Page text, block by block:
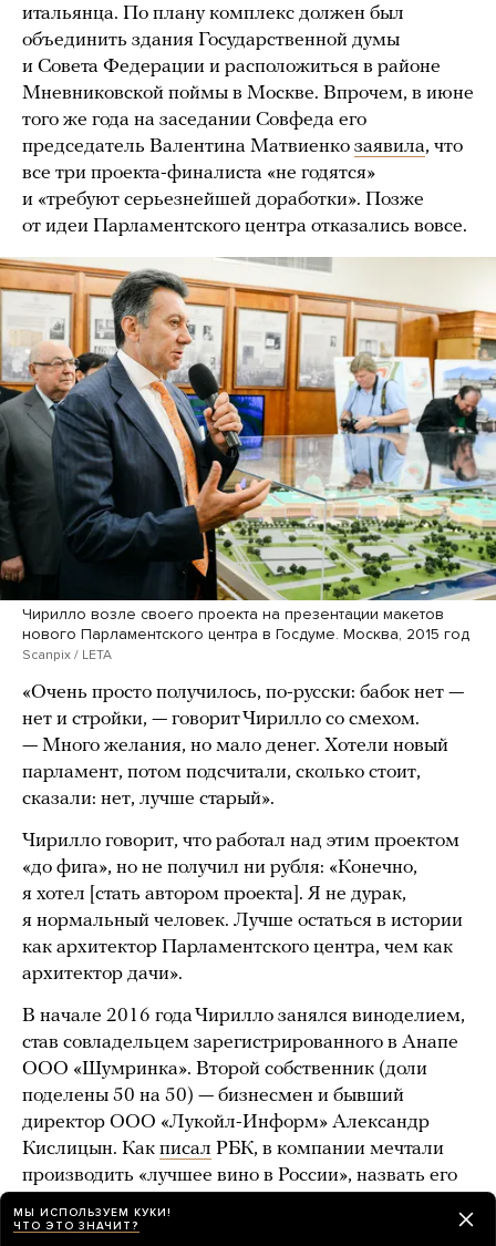
итальянца. По плану комплекс должен был
объединить здания Государственной думы
и Совета Федерации и расположиться в районе
Мневниковской поймы в Москве. Впрочем, в июне
того же года на заседании Совфеда его
председатель Валентина Матвиенко заявила, что
все три проекта-финалиста «не годятся»
и «требуют серьезнейшей доработки». Позже
от идеи Парламентского центра отказались вовсе.
Чирилло возле своего проекта на презентации макетов
нового Парламентского центра в Госдуме. Москва, 2015 год
Scanpix / LETA
«Очень просто получилось, по-русски: бабок нет —
нет и стройки, — говорит Чирилло со смехом.
— Много желания, но мало денег. Хотели новый
парламент, потом подсчитали, сколько стоит,
сказали: нет, лучше старый».
Чирилло говорит, что работал над этим проектом
«до фига», но не получил ни рубля: «Конечно,
я хотел [стать автором проекта]. Я не дурак,
я нормальный человек. Лучше остаться в истории
как архитектор Парламентского центра, чем как
архитектор дачи».
В начале 2016 года Чирилло занялся виноделием,
став совладельцем зарегистрированного в Анапе
ООО «Шумринка». Второй собственник (доли
поделены 50 на 50) — бизнесмен и бывший
директор ООО «Лукойл-Информ» Александр
Кислицын. Как писал РБК, в компании мечтали
производить «лучшее вино в России», назвать его
в селе Гай-Кодзор, в тех же краях Чирилло
МЫ ИСПОЛЬЗУЕМ КУКИ!
ЧТО ЭТО ЗНАЧИТ?